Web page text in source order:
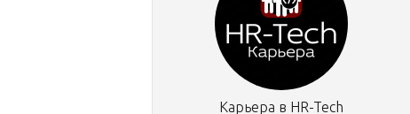
Карьера в HR-Tech